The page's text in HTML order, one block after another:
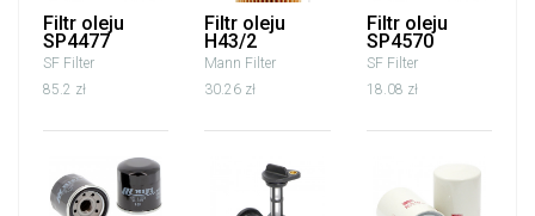
Filtr oleju
SP4477
SF Filter
85.2 zł
Filtr oleju
H43/2
Mann Filter
30.26 zł
Filtr oleju
SP4570
SF Filter
18.08 zł